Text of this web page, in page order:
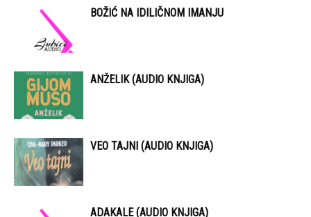
BOŽIĆ NA IDILIČNOM IMANJU
ANŽELIK (AUDIO KNJIGA)
VEO TAJNI (AUDIO KNJIGA)
ADAKALE (AUDIO KNJIGA)